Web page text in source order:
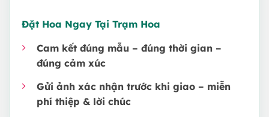
Đặt Hoa Ngay Tại Trạm Hoa
Cam kết đúng mẫu – đúng thời gian –
đúng cảm xúc
Gửi ảnh xác nhận trước khi giao – miễn
phí thiệp & lời chúc